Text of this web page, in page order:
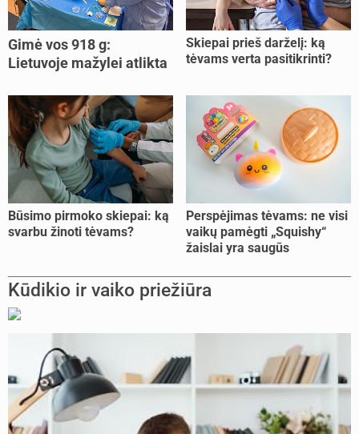
Gimė vos 918 g:
Lietuvoje mažylei atlikta
Skiepai prieš darželį: ką
tėvams verta pasitikrinti?
Būsimo pirmoko skiepai: ką
svarbu žinoti tėvams?
Perspėjimas tėvams: ne visi
vaikų pamėgti „Squishy“
žaislai yra saugūs
Kūdikio ir vaiko priežiūra